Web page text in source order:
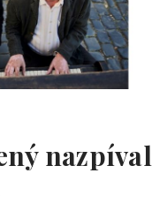
nazpíval